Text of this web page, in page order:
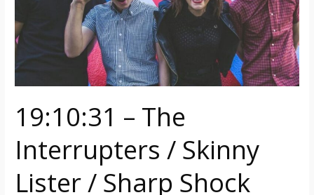
19:10:31 – The
Interrupters / Skinny
Lister / Sharp Shock
Skinny
Lister
Sharp
(Québec)